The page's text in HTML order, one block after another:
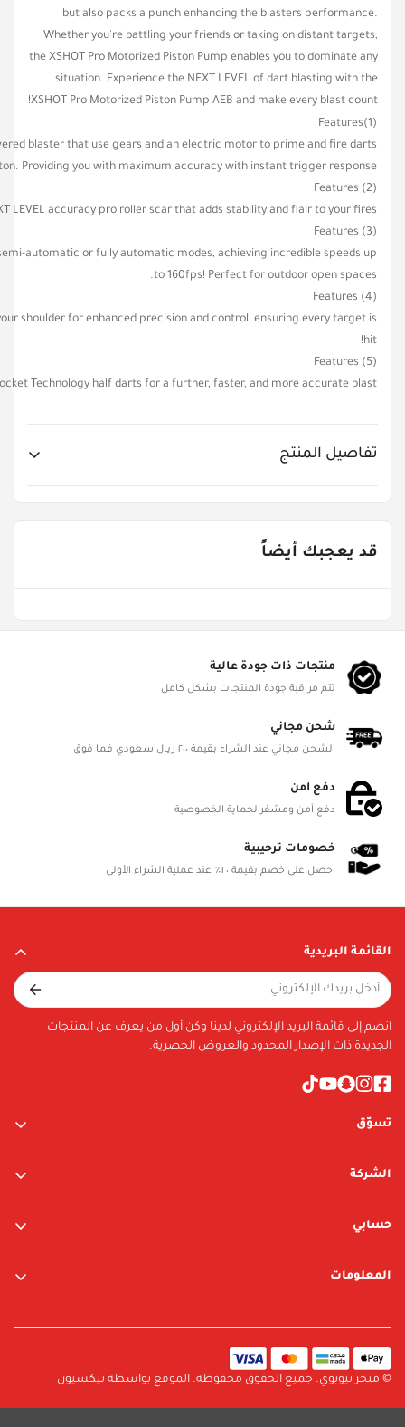
but also packs a punch enhancing the blasters performance.
Whether you're battling your friends or taking on distant targets,
the XSHOT Pro Motorized Piston Pump enables you to dominate any
situation. Experience the NEXT LEVEL of dart blasting with the
XSHOT Pro Motorized Piston Pump AEB and make every blast count!
Features(1)
blaster that use gears and an electric motor to prime and fire darts
Providing you with maximum accuracy with instant trigger response.
Features (2)
LEVEL accuracy pro roller scar that adds stability and flair to your fires.
Features (3)
automatic or fully automatic modes, achieving incredible speeds up
to 160fps! Perfect for outdoor open spaces.
Features (4)
shoulder for enhanced precision and control, ensuring every target is
hit!
Features (5)
Technology half darts for a further, faster, and more accurate blast!
تفاصيل المنتج
L 74.5cm, W 6.3cm, H 37cm
Not Required
No
Material
Included in Package
TBA
قد يعجبك أيضاً
منتجات ذات جودة عالية
تتم مراقبة جودة المنتجات بشكل كامل
شحن مجاني
الشحن مجاني عند الشراء بقيمة ٢٠٠ ريال سعودي فما فوق
دفع آمن
دفع آمن ومشفر لحماية الخصوصية
خصومات ترحيبية
احصل على خصم بقيمة ٢٠٪ عند عملية الشراء الأولى
تسوّق
متجر نيوبوي
العلامات التجارية
الشركة
حسابي
المعلومات
سياسة الإرجاع والتبديل
القائمة البريدية
انضم إلى قائمة البريد الإلكتروني لدينا وكن أول من يعرف عن المنتجات
الجديدة ذات الإصدار المحدود والعروض الحصرية.
© متجر نيوبوي. جميع الحقوق محفوظة. الموقع بواسطة نيكسيون